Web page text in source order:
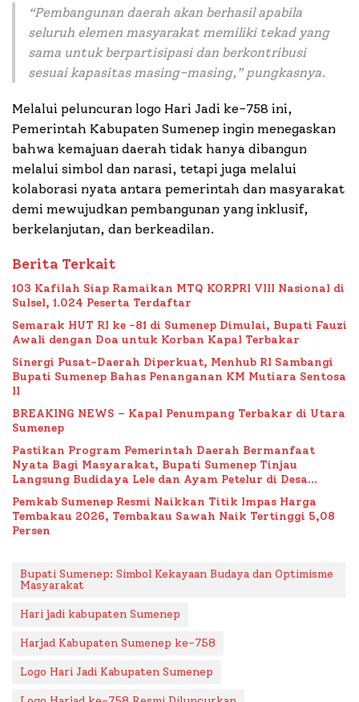
“Pembangunan daerah akan berhasil apabila
seluruh elemen masyarakat memiliki tekad yang
sama untuk berpartisipasi dan berkontribusi
sesuai kapasitas masing-masing,” pungkasnya.
Melalui peluncuran logo Hari Jadi ke-758 ini,
Pemerintah Kabupaten Sumenep ingin menegaskan
bahwa kemajuan daerah tidak hanya dibangun
melalui simbol dan narasi, tetapi juga melalui
kolaborasi nyata antara pemerintah dan masyarakat
demi mewujudkan pembangunan yang inklusif,
berkelanjutan, dan berkeadilan.
Berita Terkait
103 Kafilah Siap Ramaikan MTQ KORPRI VIII Nasional di
Sulsel, 1.024 Peserta Terdaftar
Semarak HUT RI ke -81 di Sumenep Dimulai, Bupati Fauzi
Awali dengan Doa untuk Korban Kapal Terbakar
Sinergi Pusat-Daerah Diperkuat, Menhub RI Sambangi
Bupati Sumenep Bahas Penanganan KM Mutiara Sentosa
II
BREAKING NEWS – Kapal Penumpang Terbakar di Utara
Sumenep
Pastikan Program Pemerintah Daerah Bermanfaat
Nyata Bagi Masyarakat, Bupati Sumenep Tinjau
Langsung Budidaya Lele dan Ayam Petelur di Desa
Pemkab Sumenep Resmi Naikkan Titik Impas Harga
Tembakau 2026, Tembakau Sawah Naik Tertinggi 5,08
Persen
Bupati Sumenep: Simbol Kekayaan Budaya dan Optimisme
Masyarakat
Hari jadi kabupaten Sumenep
Harjad Kabupaten Sumenep ke-758
Logo Hari Jadi Kabupaten Sumenep